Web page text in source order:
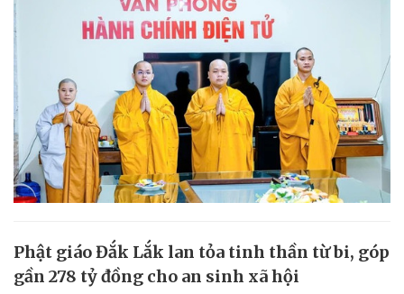
Phật giáo Đắk Lắk lan tỏa tinh thần từ bi, góp
gần 278 tỷ đồng cho an sinh xã hội